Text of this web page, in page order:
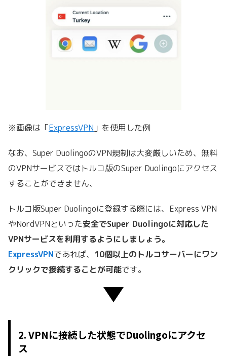
※画像は「ExpressVPN 」を使用した例
なお、Super DuolingoのVPN規制は大変厳しいため、 無料
のVPNサービスではトルコ版のSuper Duolingoにアクセス
することができません、
トルコ版Super Duolingoに登録する際には、Express VPN
やNordVPNといった安全でSuper Duolingoに対応した
VPNサービスを利用するようにしましょう。
ExpressVPNであれば、 10個以上のトルコサーバーにワン
クリックで接続することが可能です。
2. VPNに接続した状態でDuolingoにアクセ
ス